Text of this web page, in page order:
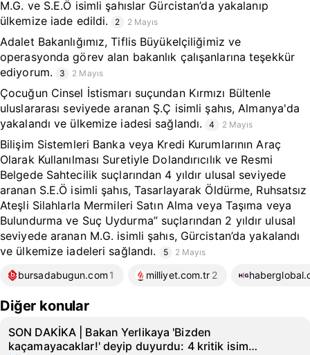
M.G. ve S.E.Ö isimli şahıslar Gürcistan’da yakalanıp
ülkemize iade edildi.
2 2 Mayıs
Adalet Bakanlığımız, Tiflis Büyükelçiliğimiz ve
operasyonda görev alan bakanlık çalışanlarına teşekkür
ediyorum.
3 2 Mayıs
Çocuğun Cinsel İstismarı suçundan Kırmızı Bültenle
uluslararası seviyede aranan Ş.Ç isimli şahıs, Almanya'da
yakalandı ve ülkemize iadesi sağlandı.
4 2 Mayıs
Bilişim Sistemleri Banka veya Kredi Kurumlarının Araç
Olarak Kullanılması Suretiyle Dolandırıcılık ve Resmi
Belgede Sahtecilik suçlarından 4 yıldır ulusal seviyede
aranan S.E.Ö isimli şahıs, Tasarlayarak Öldürme, Ruhsatsız
Ateşli Silahlarla Mermileri Satın Alma veya Taşıma veya
Bulundurma ve Suç Uydurma” suçlarından 2 yıldır ulusal
seviyede aranan M.G. isimli şahıs, Gürcistan’da yakalandı
ve ülkemize iadeleri sağlandı.
5 2 Mayıs
bursadabugun.com 1 milliyet.com.tr 2
Diğer konular
SON DAKİKA | Bakan Yerlikaya 'Bizden
kaçamayacaklar!' deyip duyurdu: 4 kritik isim